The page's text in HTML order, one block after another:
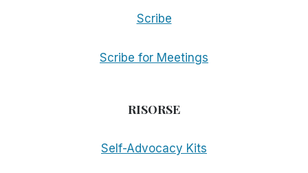
Scribe
Scribe for Meetings
RISORSE
Self-Advocacy Kits